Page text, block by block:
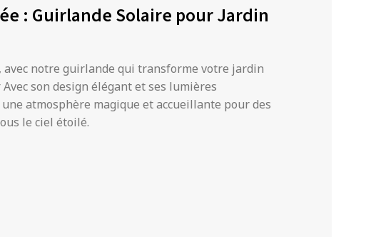
: Guirlande Solaire pour Jardin
avec notre guirlande qui transforme votre jardin
son design élégant et ses lumières
atmosphère magique et accueillante pour des
le ciel étoilé.